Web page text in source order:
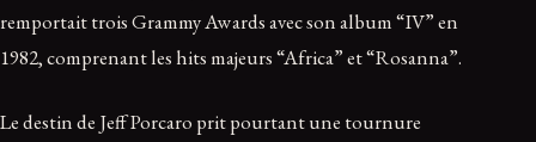
remportait trois Grammy Awards avec son album “IV” en
1982, comprenant les hits majeurs “Africa” et “Rosanna”.
Le destin de Jeff Porcaro prit pourtant une tournure